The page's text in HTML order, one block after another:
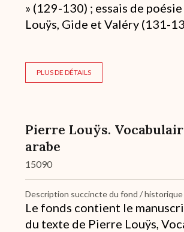
» (129-130) ; essais de
Louÿs, Gide et Valéry (131-
PLUS DE DÉTAILS
Pierre Louÿs.
arabe
15090
Description succincte du fond /
Le fonds contient le
du texte de Pierre Louÿs,